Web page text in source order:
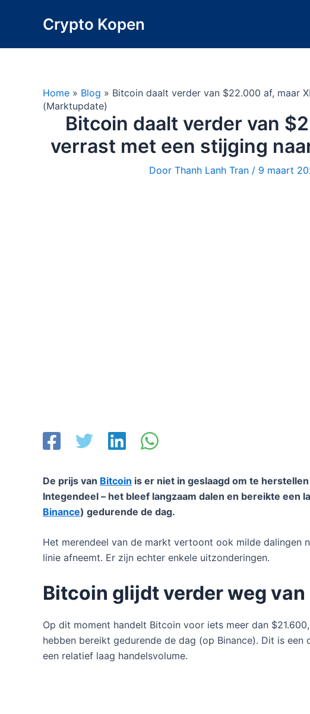
Crypto Kopen
Home » Blog » Bitcoin daalt verder van $22.000 af, maar
(Marktupdate)
Bitcoin daalt verder van
verrast met een stijging
Door Thanh Lanh Tran / 9 maart
De prijs van Bitcoin is er niet in geslaagd om te
Integendeel – het bleef langzaam dalen en bereikte een
Binance) gedurende de dag.
Het merendeel van de markt vertoont ook milde dalingen
linie afneemt. Er zijn echter enkele uitzonderingen.
Bitcoin glijdt verder weg
Op dit moment handelt Bitcoin voor iets meer dan
hebben bereikt gedurende de dag (op Binance). Dit is een
een relatief laag handelsvolume.